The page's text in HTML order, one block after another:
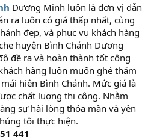
Dương Minh luôn là đơn vị dẫn
ra luôn có giá thấp nhất, cùng
đẹp, và phục vụ khách hàng
huyện Bình Chánh Dương
đề ra và hoàn thành tốt công
hàng luôn muốn ghé thăm
hiên Bình Chánh. Mức giá là
chất luợng thi công. Nhằm
sự hài lòng thỏa mãn và yên
tôi thực hiện.
441